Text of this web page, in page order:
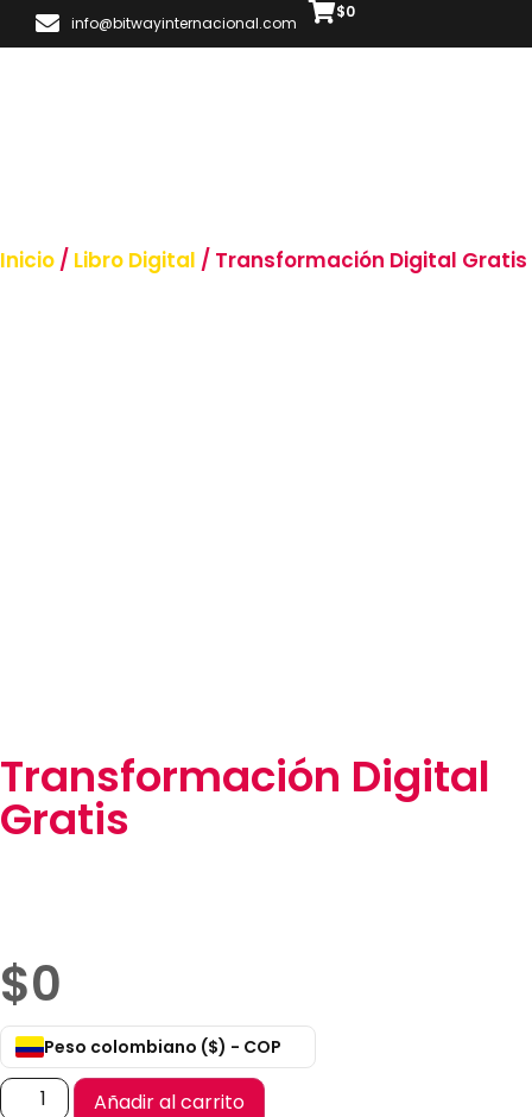
info@bitwayinternacional.com
$0
Inicio / Libro Digital / Transformación Digital Gratis
Transformación Digital
Gratis
$0
Peso colombiano ($) - COP
Añadir al carrito